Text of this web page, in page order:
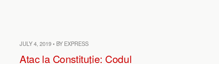
JULY 4, 2019 • BY EXPRESS
Atac la Constituție: Codul